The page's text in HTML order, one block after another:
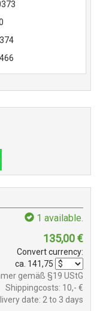
1 available.
135,00€
Convert currency:
ca. 141,75
gemäß §19 UStG
Shippingcosts: 10,- €
date: 2 to 3 days